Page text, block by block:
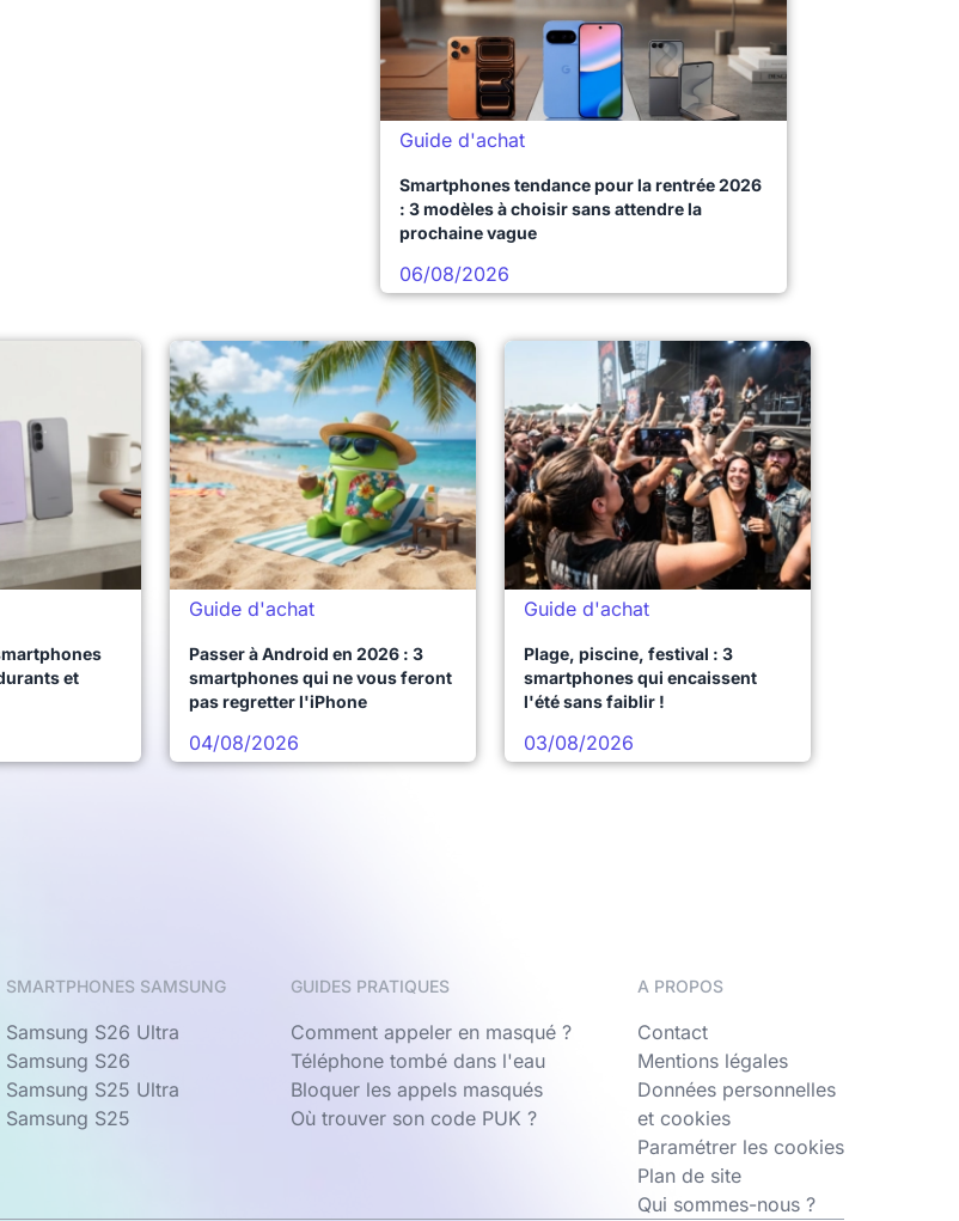
Guide d'achat
Smartphones tendance pour la rentrée 2026
: 3 modèles à choisir sans attendre la
prochaine vague
06/08/2026
et
Guide d'achat
Passer à Android en 2026 : 3
smartphones qui ne vous feront
pas regretter l'iPhone
04/08/2026
Guide d'achat
Plage, piscine, festival : 3
smartphones qui encaissent
l'été sans faiblir !
03/08/2026
SMARTPHONES SAMSUNG
Samsung S26 Ultra
Samsung S26
Samsung S25 Ultra
Samsung S25
GUIDES PRATIQUES
Comment appeler en masqué ?
Téléphone tombé dans l'eau
Bloquer les appels masqués
Où trouver son code PUK ?
A PROPOS
Contact
Mentions légales
Données personnelles
et cookies
Paramétrer les cookies
Plan de site
Qui sommes-nous ?